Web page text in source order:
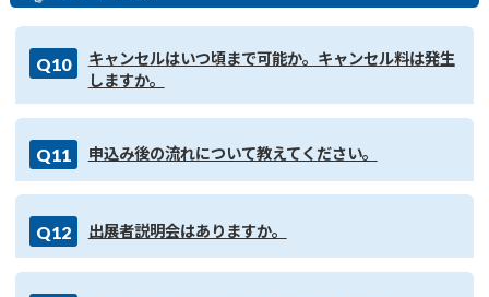
Q10
キャンセルはいつ頃まで可能か。キャンセル料は発生
しますか。
Q11 申込み後の流れについて教えてください。
Q12 出展者説明会はありますか。